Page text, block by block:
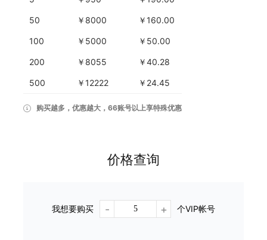
50 ￥8000 ￥160.00
100 ￥5000 ￥50.00
200 ￥8055 ￥40.28
500 ￥12222 ￥24.45
购买越多，优惠越大，66账号以上享特殊优惠
价格查询
我想要购买 - + 个VIP帐号